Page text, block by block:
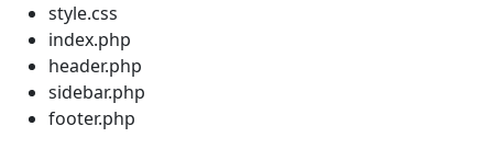
style.css
index.php
header.php
sidebar.php
footer.php